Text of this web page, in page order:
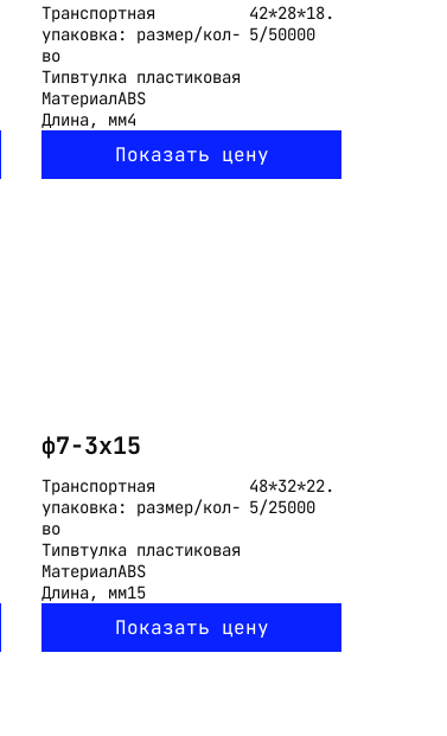
Транспортная
упаковка: размер/кол-
во
42*28*18.
5/50000
Типвтулка пластиковая
МатериалABS
Длина, мм4
Показать цену
ф7-3x15
Транспортная
упаковка: размер/кол-
во
48*32*22.
5/25000
Типвтулка пластиковая
МатериалABS
Длина, мм15
Показать цену